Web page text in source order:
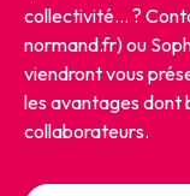
collectivité... ?
normand.fr) ou
viendront vous
les avantages dont
collaborateurs.